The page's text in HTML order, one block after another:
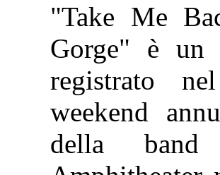
"Take Me
Gorge" è un
registrato
weekend
della